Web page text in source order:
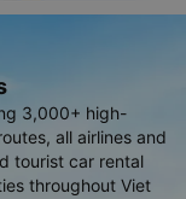
3,000+ high-
all airlines and
tourist car rental
throughout Viet